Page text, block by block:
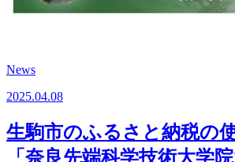
News
2025.04.08
生駒市のふるさと納税の
「奈良先端科学技術大学